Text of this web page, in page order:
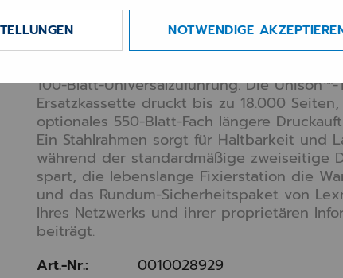
M1342 eine schnelle, zuverlässige
USB, Ethernet oder Standard-WLAN eine
und meistern Sie große Druckaufträge mit
100-Blatt-Universalzuführung. Die Unison™-
Ersatzkassette druckt bis zu 18.000
optionales 550-Blatt-Fach längere
Ein Stahlrahmen sorgt für Haltbarkeit und
während der standardmäßige zweiseitige
spart, die lebenslange Fixierstation die
und das Rundum-Sicherheitspaket von
Ihres Netzwerks und ihrer proprietären
beiträgt.
Art.-Nr.:
0010028929
NOTWENDIGE